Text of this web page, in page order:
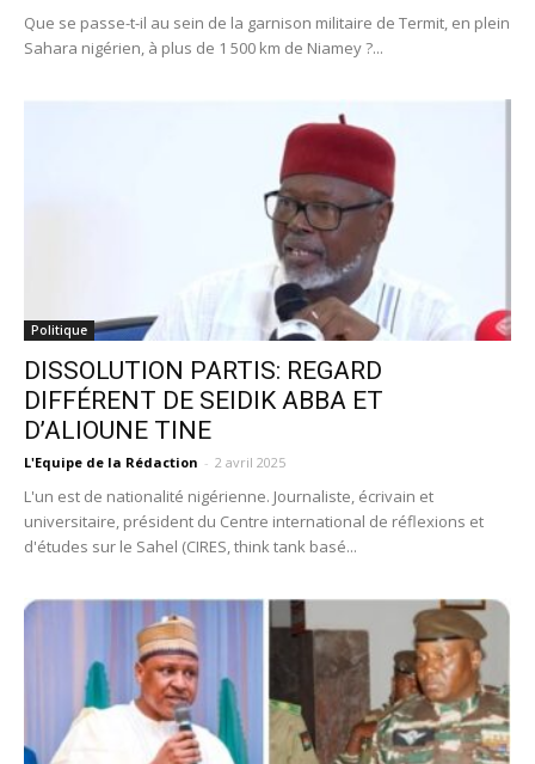
Que se passe-t-il au sein de la garnison militaire de Termit, en plein
Sahara nigérien, à plus de 1 500 km de Niamey ?...
Politique
DISSOLUTION PARTIS: REGARD
DIFFÉRENT DE SEIDIK ABBA ET
D’ALIOUNE TINE
L'Equipe de la Rédaction - 2 avril 2025
L'un est de nationalité nigérienne. Journaliste, écrivain et
universitaire, président du Centre international de réflexions et
d'études sur le Sahel (CIRES, think tank basé...